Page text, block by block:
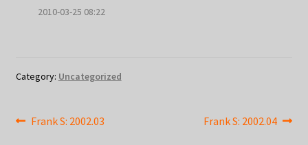
2010-03-25 08:22
Category: Uncategorized
Bejegyzés
Previous
Frank S: 2002.03
Next
Frank S: 2002.04